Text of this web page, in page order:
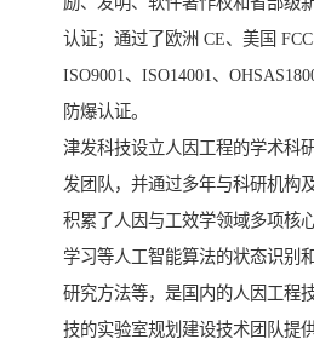
认证；通过了欧洲 CE、美国 FCC
ISO9001、ISO14001、
防爆认证。
津发科技设立人因工程的学术科
发团队，并通过多年与科研机构
积累了人因与工效学领域多项核
学习等人工智能算法的状态识别
研究方法等，是国内的人因工程
技的实验室规划建设技术团队提